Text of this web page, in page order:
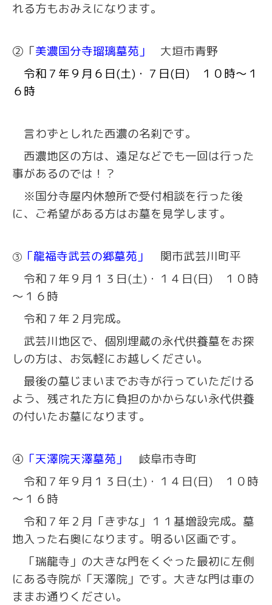
れる方もおみえになります。
② 「美濃国分寺瑠璃墓苑」
大垣市青野
令和７年９月６日(土)・７日(日) １０時～１
６時
言わずとしれた西濃の名刹です。
西濃地区の方は、遠足などでも一回は行った
事があるのでは！？
※国分寺屋内休憩所で受付相談を行った後
に、ご希望がある方はお墓を見学します。
③ 「龍福寺武芸の郷墓苑」
関市武芸川町平
令和７年９月１３日(土)・１４日(日) １０時
～１６時
令和７年２月完成。
武芸川地区で、個別埋蔵の永代供養墓をお探
しの方は、お気軽にお越しください。
最後の墓じまいまでお寺が行っていただける
よう、残された方に負担のかからない永代供養
の付いたお墓になります。
④ 「天澤院天澤墓苑」
岐阜市寺町
令和７年９月１３日(土)・１４日(日) １０時
～１６時
令和７年２月「きずな」１１基増設完成。墓
地入った右奥になります。明るい区画です。
「瑞龍寺」の大きな門をくぐった最初に左側
にある寺院が「天澤院」です。大きな門は車の
ままお通りください。